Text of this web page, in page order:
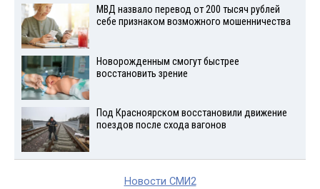
МВД назвало перевод от 200 тысяч рублей
себе признаком возможного мошенничества
Новорожденным смогут быстрее
восстановить зрение
Под Красноярском восстановили движение
поездов после схода вагонов
Новости СМИ2